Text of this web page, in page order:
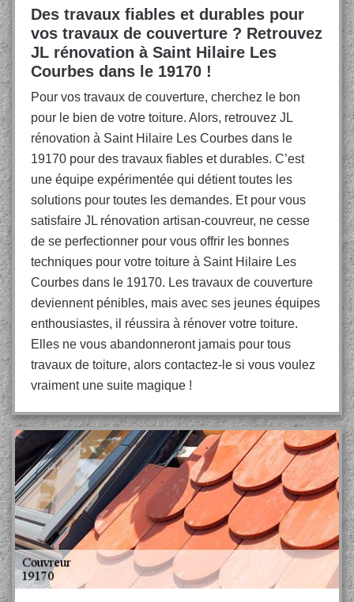
Des travaux fiables et durables pour
vos travaux de couverture ? Retrouvez
JL rénovation à Saint Hilaire Les
Courbes dans le 19170 !
Pour vos travaux de couverture, cherchez le bon
pour le bien de votre toiture. Alors, retrouvez JL
rénovation à Saint Hilaire Les Courbes dans le
19170 pour des travaux fiables et durables. C’est
une équipe expérimentée qui détient toutes les
solutions pour toutes les demandes. Et pour vous
satisfaire JL rénovation artisan-couvreur, ne cesse
de se perfectionner pour vous offrir les bonnes
techniques pour votre toiture à Saint Hilaire Les
Courbes dans le 19170. Les travaux de couverture
deviennent pénibles, mais avec ses jeunes équipes
enthousiastes, il réussira à rénover votre toiture.
Elles ne vous abandonneront jamais pour tous
travaux de toiture, alors contactez-le si vous voulez
vraiment une suite magique !